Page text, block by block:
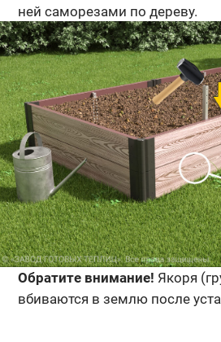
ней саморезами по дереву.
Обратите внимание! Якоря
вбиваются в землю после